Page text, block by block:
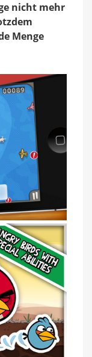
nicht mehr
Menge